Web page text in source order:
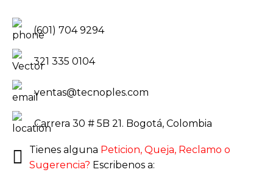
(601) 704 9294
321 335 0104
ventas@tecnoples.com
Carrera 30 # 5B 21. Bogotá, Colombia
Tienes alguna Peticion, Queja, Reclamo o
Sugerencia? Escribenos a: